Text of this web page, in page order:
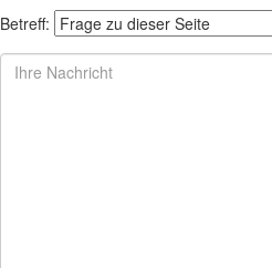
Betreff: